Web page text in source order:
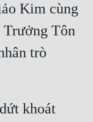
Kim cùng
Trưởng Tôn
trò
khoát